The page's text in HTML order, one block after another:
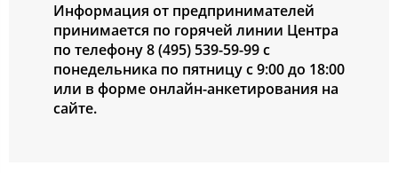
Информация от предпринимателей
принимается по горячей линии Центра
по телефону 8 (495) 539-59-99 с
понедельника по пятницу с 9:00 до 18:00
или в форме онлайн-анкетирования на
сайте.